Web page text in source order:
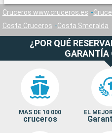
Cruceros www.cruceros.es
Costa Cruceros
Costa Smeralda
¿POR QUÉ
GARANTÍA
MAS DE 10 000
cruceros
EL